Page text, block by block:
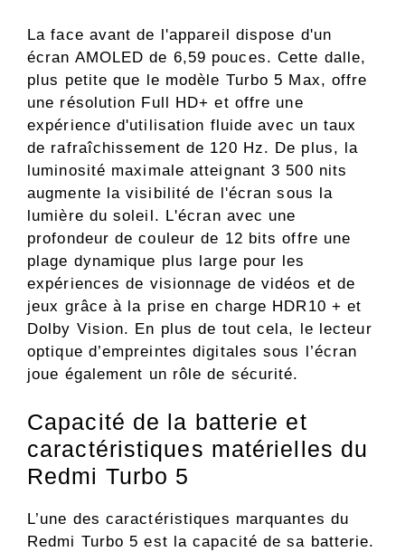
La face avant de l'appareil dispose d'un
écran AMOLED de 6,59 pouces. Cette dalle,
plus petite que le modèle Turbo 5 Max, offre
une résolution Full HD+ et offre une
expérience d'utilisation fluide avec un taux
de rafraîchissement de 120 Hz. De plus, la
luminosité maximale atteignant 3 500 nits
augmente la visibilité de l'écran sous la
lumière du soleil. L'écran avec une
profondeur de couleur de 12 bits offre une
plage dynamique plus large pour les
expériences de visionnage de vidéos et de
jeux grâce à la prise en charge HDR10 + et
Dolby Vision. En plus de tout cela, le lecteur
optique d’empreintes digitales sous l’écran
joue également un rôle de sécurité.
Capacité de la batterie et
caractéristiques matérielles du
Redmi Turbo 5
L’une des caractéristiques marquantes du
Redmi Turbo 5 est la capacité de sa batterie.